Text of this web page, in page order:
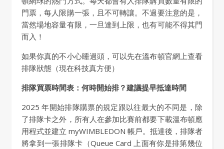
門票，每人限購一張，且不可轉讓。不過要注意的是，
當然場地容量有限，一旦達到上限，也有可能不得其門
而入！
如果你真的不小心睡過頭，可以先在溫布頓官網上查看
排隊狀態（現在科技真方便）
排隊買票時間表：何時開始排？建議提早抵達時間
2025 年開始排隊購票的規定跟以往最大的不同是，除
了排隊卡之外，所有人在參加比賽前都要下載溫布頓應
用程式並建立 myWIMBLEDON 帳戶。抵達後，排隊者
將拿到一張排隊卡（Queue Card 上面有你是排第幾位